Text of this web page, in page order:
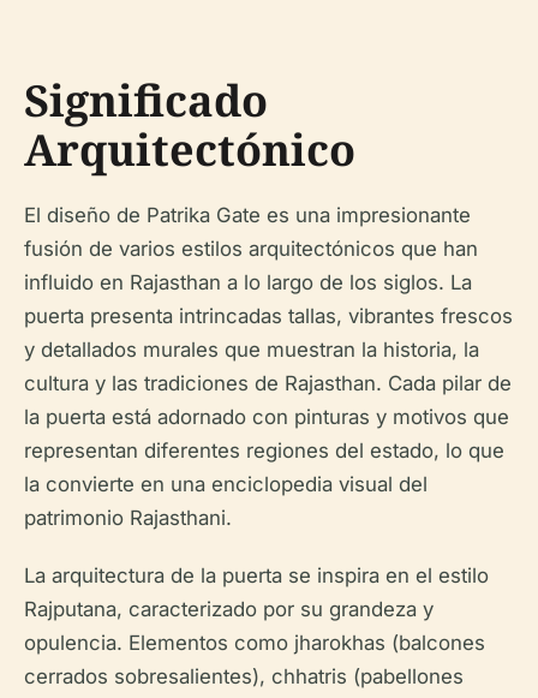
Significado
Arquitectónico
El diseño de Patrika Gate es una impresionante
fusión de varios estilos arquitectónicos que han
influido en Rajasthan a lo largo de los siglos. La
puerta presenta intrincadas tallas, vibrantes frescos
y detallados murales que muestran la historia, la
cultura y las tradiciones de Rajasthan. Cada pilar de
la puerta está adornado con pinturas y motivos que
representan diferentes regiones del estado, lo que
la convierte en una enciclopedia visual del
patrimonio Rajasthani.
La arquitectura de la puerta se inspira en el estilo
Rajputana, caracterizado por su grandeza y
opulencia. Elementos como jharokhas (balcones
cerrados sobresalientes), chhatris (pabellones